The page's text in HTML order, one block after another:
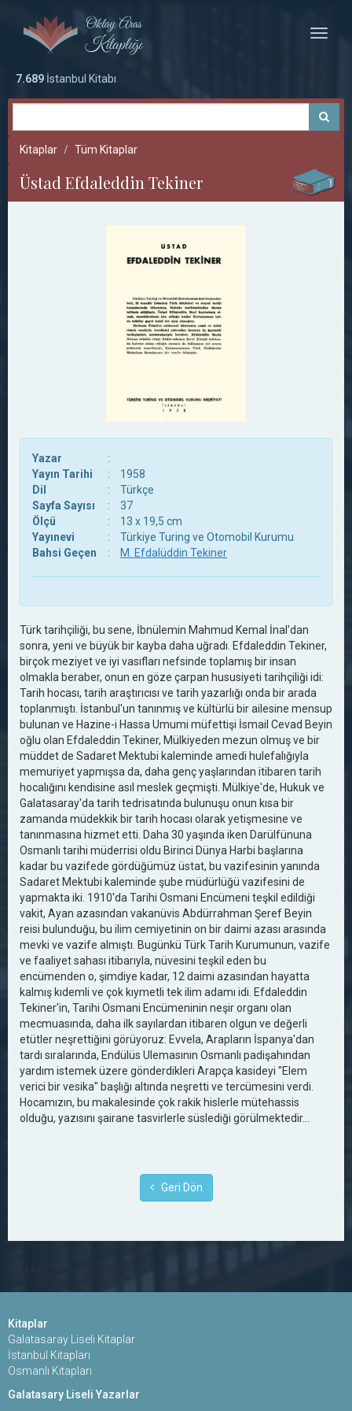
Toggle
7.689 İstanbul Kitabı
Kitaplar Tüm Kitaplar
Üstad Efdaleddin Tekiner
Yazar
:
Yayın Tarihi
:
1958
Dil
:
Türkçe
Sayfa Sayısı
:
37
Ölçü
:
13 x 19,5 cm
Yayınevi
:
Türkiye Turing ve Otomobil Kurumu
Bahsi Geçen
: M. Efdalüddin Tekiner
Türk tarihçiliği, bu sene, İbnülemin Mahmud Kemal İnal'dan
sonra, yeni ve büyük bir kayba daha uğradı. Efdaleddin Tekiner,
birçok meziyet ve iyi vasıfları nefsinde toplamış bir insan
olmakla beraber, onun en göze çarpan hususiyeti tarihçiliği idi:
Tarih hocası, tarih araştırıcısı ve tarih yazarlığı onda bir arada
toplanmıştı. İstanbul'un tanınmış ve kültürlü bir ailesine mensup
bulunan ve Hazine-i Hassa Umumi müfettişi İsmail Cevad Beyin
oğlu olan Efdaleddin Tekiner, Mülkiyeden mezun olmuş ve bir
müddet de Sadaret Mektubi kaleminde amedi hulefalığıyla
memuriyet yapmışsa da, daha genç yaşlarından itibaren tarih
hocalığını kendisine asıl meslek geçmişti. Mülkiye'de, Hukuk ve
Galatasaray'da tarih tedrisatında bulunuşu onun kısa bir
zamanda müdekkik bir tarih hocası olarak yetişmesine ve
tanınmasına hizmet etti. Daha 30 yaşında iken Darülfünuna
Osmanlı tarihi müderrisi oldu Birinci Dünya Harbi başlarına
kadar bu vazifede gördüğümüz üstat, bu vazifesinin yanında
Sadaret Mektubi kaleminde şube müdürlüğü vazifesini de
yapmakta iki. 1910'da Tarihi Osmani Encümeni teşkil edildiği
vakit, Ayan azasından vakanüvis Abdürrahman Şeref Beyin
reisi bulunduğu, bu ilim cemiyetinin on bir daimi azası arasında
mevki ve vazife almıştı. Bugünkü Türk Tarih Kurumunun, vazife
ve faaliyet sahası itibarıyla, nüvesini teşkil eden bu
encümenden o, şimdiye kadar, 12 daimi azasından hayatta
kalmış kıdemli ve çok kıymetli tek ilim adamı idi. Efdaleddin
Tekiner'in, Tarihi Osmani Encümeninin neşir organı olan
mecmuasında, daha ilk sayılardan itibaren olgun ve değerli
etütler neşrettiğini görüyoruz: Evvela, Arapların İspanya'dan
tardı sıralarında, Endülüs Ulemasının Osmanlı padişahından
yardım istemek üzere gönderdikleri Arapça kasideyi "Elem
verici bir vesika" başlığı altında neşretti ve tercümesini verdi.
Hocamızın, bu makalesinde çok rakik hislerle mütehassis
olduğu, yazısını şairane tasvirlerle süslediği görülmektedir…
Geri Dön
******
Kitaplar
Galatasaray Liseli Kitaplar
İstanbul Kitapları
Osmanlı Kitapları
Galatasary Liseli Yazarlar